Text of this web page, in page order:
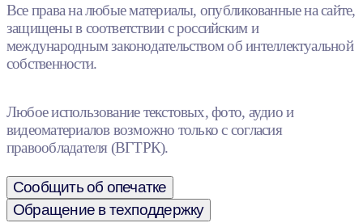
Все права на любые материалы, опубликованные на сайте,
защищены в соответствии с российским и
международным законодательством об интеллектуальной
собственности.
Любое использование текстовых, фото, аудио и
видеоматериалов возможно только с согласия
правообладателя (ВГТРК).
Сообщить об опечатке
Обращение в техподдержку